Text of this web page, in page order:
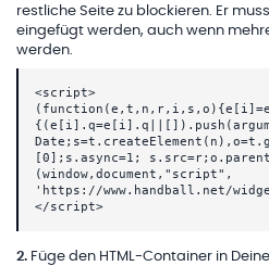
restliche Seite zu blockieren. Er
eingefügt werden, auch wenn
werden.
<script>
[0];s.async=1;
(window,document,"script",
'https://www.handball.net/
</script>
2. Füge den HTML-Container in